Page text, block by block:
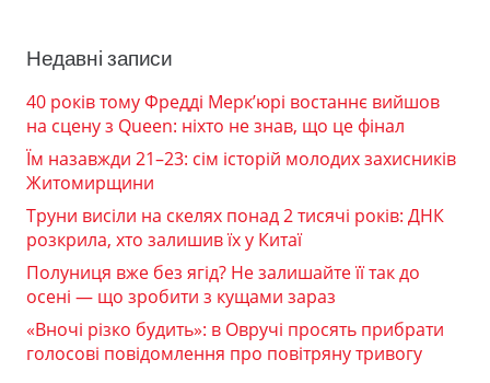
Недавні записи
40 років тому Фредді Мерк’юрі востаннє вийшов
на сцену з Queen: ніхто не знав, що це фінал
Їм назавжди 21–23: сім історій молодих захисників
Житомирщини
Труни висіли на скелях понад 2 тисячі років: ДНК
розкрила, хто залишив їх у Китаї
Полуниця вже без ягід? Не залишайте її так до
осені — що зробити з кущами зараз
«Вночі різко будить»: в Овручі просять прибрати
голосові повідомлення про повітряну тривогу